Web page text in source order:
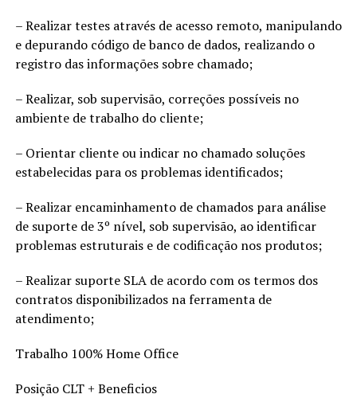
– Realizar testes através de acesso remoto, manipulando
e depurando código de banco de dados, realizando o
registro das informações sobre chamado;
– Realizar, sob supervisão, correções possíveis no
ambiente de trabalho do cliente;
– Orientar cliente ou indicar no chamado soluções
estabelecidas para os problemas identificados;
– Realizar encaminhamento de chamados para análise
de suporte de 3º nível, sob supervisão, ao identificar
problemas estruturais e de codificação nos produtos;
– Realizar suporte SLA de acordo com os termos dos
contratos disponibilizados na ferramenta de
atendimento;
Trabalho 100% Home Office
Posição CLT + Beneficios